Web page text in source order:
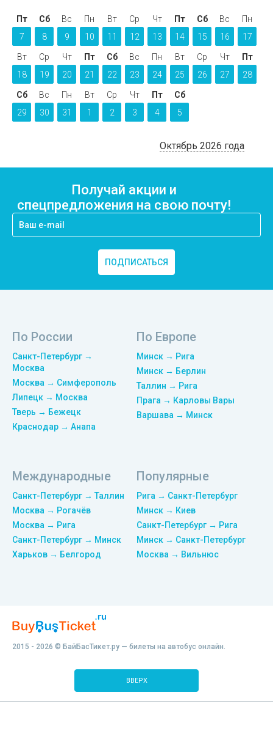
Пт
7
Сб
8
Вс
9
Пн
10
Вт
11
Ср
12
Чт
13
Пт
14
Сб
15
Вс
16
Пн
17
Вт
18
Ср
19
Чт
20
Пт
21
Сб
22
Вс
23
Пн
24
Вт
25
Ср
26
Чт
27
Пт
28
Сб
29
Вс
30
Пн
31
Вт
1
Ср
2
Чт
3
Пт
4
Сб
5
Октябрь 2026 года
Получай акции и
спецпредложения на свою почту!
ПОДПИСАТЬСЯ
По России
Санкт-Петербург →
Москва
Москва → Симферополь
Липецк → Москва
Тверь → Бежецк
Краснодар → Анапа
По Европе
Минск → Рига
Минск → Берлин
Таллин → Рига
Прага → Карловы Вары
Варшава → Минск
Международные
Санкт-Петербург → Таллин
Москва → Рогачёв
Москва → Рига
Санкт-Петербург → Минск
Харьков → Белгород
Популярные
Рига → Санкт-Петербург
Минск → Киев
Санкт-Петербург → Рига
Минск → Санкт-Петербург
Москва → Вильнюс
2015 - 2026 © БайБасТикет.ру — билеты на автобус онлайн.
ВВЕРХ